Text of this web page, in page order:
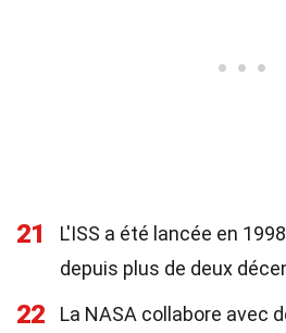
21 L'ISS a été lancée en
depuis plus de deux
22
La NASA collabore avec